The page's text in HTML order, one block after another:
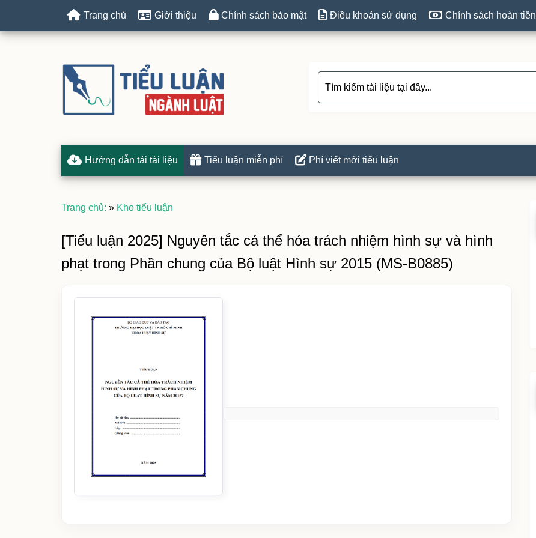
Trang chủ Giới thiệu Chính sách bảo mật Điều khoản sử dụng Chính sách hoàn tiền
Hướng dẫn tải tài liệu Tiểu luận miễn phí Phí viết mới tiểu luận
Trang chủ: » Kho tiểu luận
[Tiểu luận 2025] Nguyên tắc cá thể hóa trách nhiệm hình sự và hình
phạt trong Phần chung của Bộ luật Hình sự 2015 (MS-B0885)